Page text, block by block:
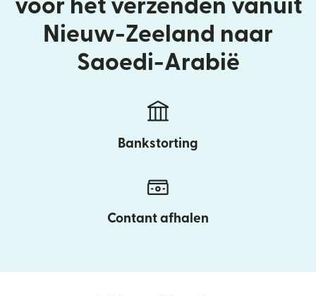
voor het verzenden vanuit
Nieuw-Zeeland naar
Saoedi-Arabië
Bankstorting
Contant afhalen